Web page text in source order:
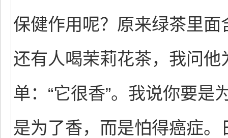
保健作用呢？原来绿茶里
还有人喝茉莉花茶，我问
单：“它很香”。我说你要
是为了香，而是怕得癌症